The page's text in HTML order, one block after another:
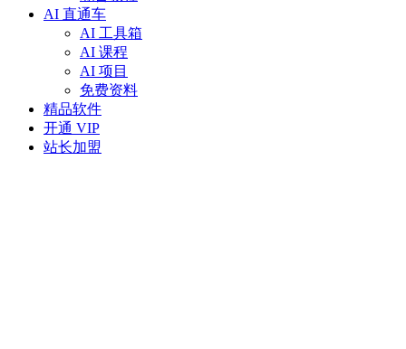
AI 直通车
AI 工具箱
AI 课程
AI 项目
免费资料
精品软件
开通 VIP
站长加盟